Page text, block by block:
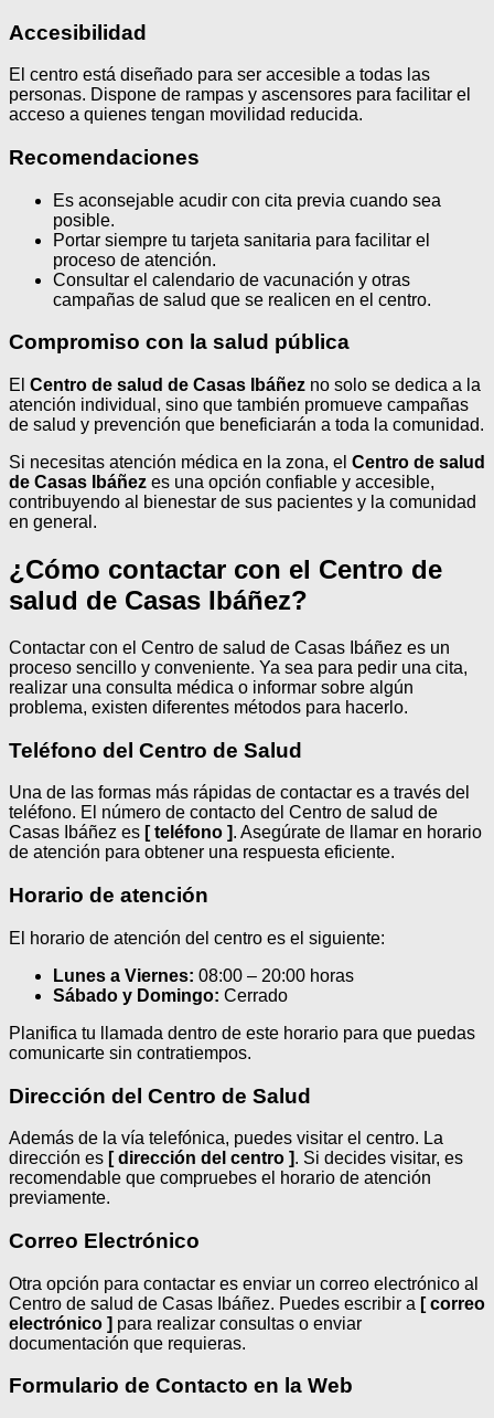
Accesibilidad
El centro está diseñado para ser accesible a todas las
personas. Dispone de rampas y ascensores para facilitar el
acceso a quienes tengan movilidad reducida.
Recomendaciones
Es aconsejable acudir con cita previa cuando sea
posible.
Portar siempre tu tarjeta sanitaria para facilitar el
proceso de atención.
Consultar el calendario de vacunación y otras
campañas de salud que se realicen en el centro.
Compromiso con la salud pública
El Centro de salud de Casas Ibáñez no solo se dedica a la
atención individual, sino que también promueve campañas
de salud y prevención que beneficiarán a toda la comunidad.
Si necesitas atención médica en la zona, el Centro de salud
de Casas Ibáñez es una opción confiable y accesible,
contribuyendo al bienestar de sus pacientes y la comunidad
en general.
¿Cómo contactar con el Centro de
salud de Casas Ibáñez?
Contactar con el Centro de salud de Casas Ibáñez es un
proceso sencillo y conveniente. Ya sea para pedir una cita,
realizar una consulta médica o informar sobre algún
problema, existen diferentes métodos para hacerlo.
Teléfono del Centro de Salud
Una de las formas más rápidas de contactar es a través del
teléfono. El número de contacto del Centro de salud de
Casas Ibáñez es [ teléfono ]. Asegúrate de llamar en horario
de atención para obtener una respuesta eficiente.
Horario de atención
El horario de atención del centro es el siguiente:
Lunes a Viernes: 08:00 – 20:00 horas
Sábado y Domingo: Cerrado
Planifica tu llamada dentro de este horario para que puedas
comunicarte sin contratiempos.
Dirección del Centro de Salud
Además de la vía telefónica, puedes visitar el centro. La
dirección es [ dirección del centro ]. Si decides visitar, es
recomendable que compruebes el horario de atención
previamente.
Correo Electrónico
Otra opción para contactar es enviar un correo electrónico al
Centro de salud de Casas Ibáñez. Puedes escribir a [ correo
electrónico ] para realizar consultas o enviar
documentación que requieras.
Formulario de Contacto en la Web